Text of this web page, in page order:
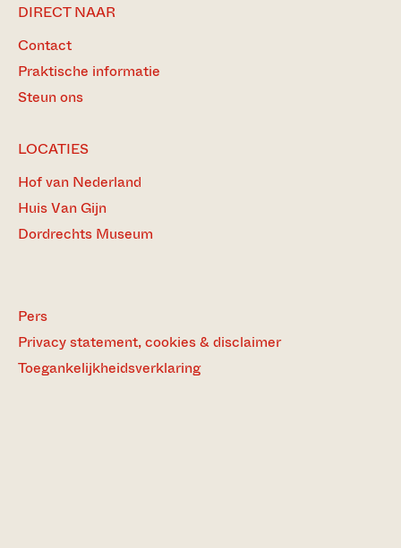
DIRECT NAAR
Contact
Praktische informatie
Steun ons
LOCATIES
Hof van Nederland
Huis Van Gijn
Dordrechts Museum
Pers
Privacy statement, cookies & disclaimer
Toegankelijkheidsverklaring